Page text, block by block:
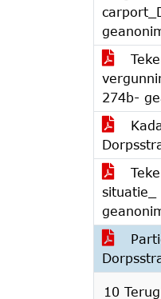
274b-
situatie_
10